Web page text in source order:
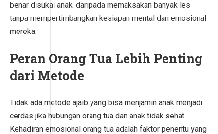
benar disukai anak, daripada memaksakan banyak les
tanpa mempertimbangkan kesiapan mental dan emosional
mereka.
Peran Orang Tua Lebih Penting
dari Metode
Tidak ada metode ajaib yang bisa menjamin anak menjadi
cerdas jika hubungan orang tua dan anak tidak sehat.
Kehadiran emosional orang tua adalah faktor penentu yang